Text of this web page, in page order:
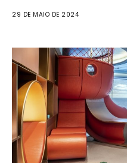
29 DE MAIO DE 2024